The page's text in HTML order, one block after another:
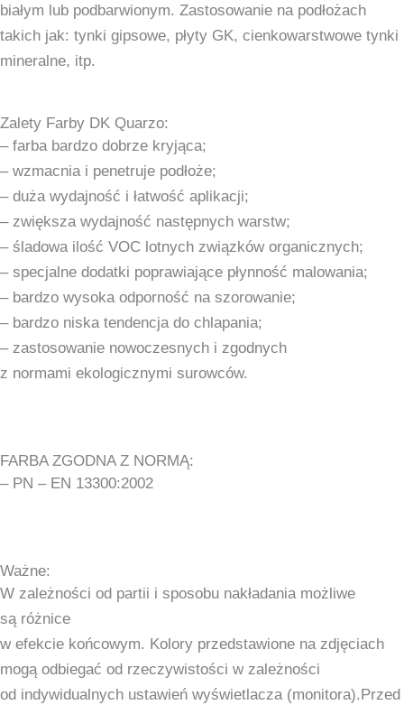
białym lub podbarwionym. Zastosowanie na podłożach
takich jak: tynki gipsowe, płyty GK, cienkowarstwowe tynki
mineralne, itp.
Zalety Farby DK Quarzo:
– farba bardzo dobrze kryjąca;
– wzmacnia i penetruje podłoże;
– duża wydajność i łatwość aplikacji;
– zwiększa wydajność następnych warstw;
– śladowa ilość VOC lotnych związków organicznych;
– specjalne dodatki poprawiające płynność malowania;
– bardzo wysoka odporność na szorowanie;
– bardzo niska tendencja do chlapania;
– zastosowanie nowoczesnych i zgodnych
z normami ekologicznymi surowców.
FARBA ZGODNA Z NORMĄ:
– PN – EN 13300:2002
Ważne:
W zależności od partii i sposobu nakładania możliwe
są różnice
w efekcie końcowym. Kolory przedstawione na zdjęciach
mogą odbiegać od rzeczywistości w zależności
od indywidualnych ustawień wyświetlacza (monitora).Przed